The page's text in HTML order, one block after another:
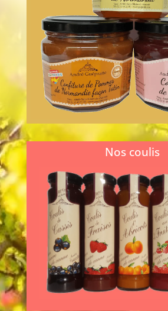
traditionnelles, sans
conservateur, et...
En savoir plus...
Nos coulis
Nos coulis de fruits sont
colorant ni conservateur ni
sont élaborés de
traditionnelle à partir de
sucre... en savoir
En savoir plus...